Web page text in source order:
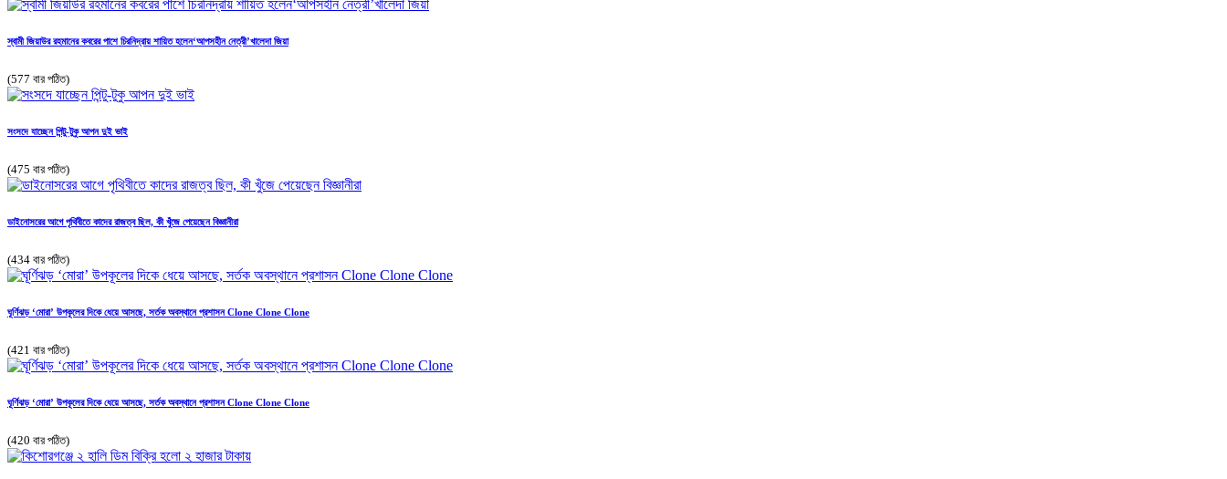
স্বামী জিয়াউর রহমানের কবরের পাশে চিরনিদ্রায় শায়িত হলেন‘আপসহীন নেত্রী’খালেদা জিয়া
(577 বার পঠিত)
সংসদে যাচ্ছেন পিন্টু-টুকু আপন দুই ভাই
(475 বার পঠিত)
ডাইনোসরের আগে পৃথিবীতে কাদের রাজত্ব ছিল, কী খুঁজে পেয়েছেন বিজ্ঞানীরা
(434 বার পঠিত)
ঘূর্ণিঝড় ‘মোরা’ উপকূলের দিকে ধেয়ে আসছে, সর্তক অবস্থানে প্রশাসন Clone Clone Clone
(421 বার পঠিত)
ঘূর্ণিঝড় ‘মোরা’ উপকূলের দিকে ধেয়ে আসছে, সর্তক অবস্থানে প্রশাসন Clone Clone Clone
(420 বার পঠিত)